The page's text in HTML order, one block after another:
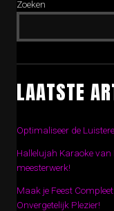
Zoeken
LAATSTE
Optimaliseer de
Hallelujah Karaoke
meesterwerk!
Maak je Feest
Onvergetelijk Plezier!